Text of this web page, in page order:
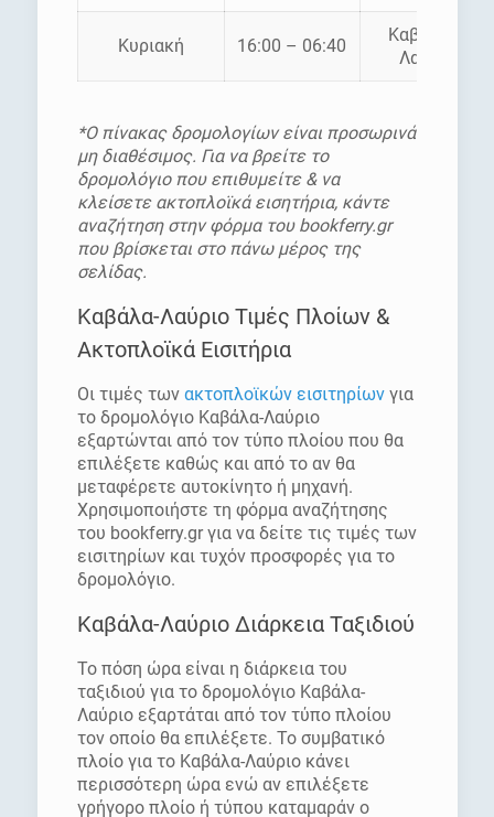
Κυριακή 16:00 – 06:40
Καβάλα –
Λαύριο
*Ο πίνακας δρομολογίων είναι προσωρινά
μη διαθέσιμος. Για να βρείτε το
δρομολόγιο που επιθυμείτε & να
κλείσετε ακτοπλοϊκά εισητήρια, κάντε
αναζήτηση στην φόρμα του bookferry.gr
που βρίσκεται στο πάνω μέρος της
σελίδας.
Καβάλα-Λαύριο Τιμές Πλοίων &
Ακτοπλοϊκά Εισιτήρια
Οι τιμές των ακτοπλοϊκών εισιτηρίωνγια
το δρομολόγιο Καβάλα-Λαύριο
εξαρτώνται από τον τύπο πλοίου που θα
επιλέξετε καθώς και από το αν θα
μεταφέρετε αυτοκίνητο ή μηχανή.
Χρησιμοποιήστε τη φόρμα αναζήτησης
του bookferry.gr για να δείτε τις τιμές των
εισιτηρίων και τυχόν προσφορές για το
δρομολόγιο.
Καβάλα-Λαύριο Διάρκεια Ταξιδιού
Το πόση ώρα είναι η διάρκεια του
ταξιδιού για το δρομολόγιο Καβάλα-
Λαύριο εξαρτάται από τον τύπο πλοίου
τον οποίο θα επιλέξετε. Το συμβατικό
πλοίο για το Καβάλα-Λαύριο κάνει
περισσότερη ώρα ενώ αν επιλέξετε
γρήγορο πλοίο ή τύπου καταμαράν ο